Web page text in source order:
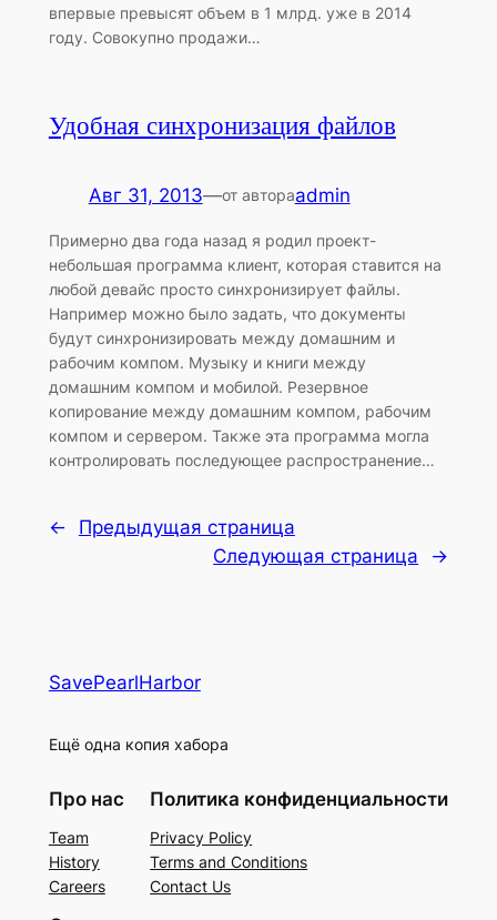
впервые превысят объем в 1 млрд. уже в 2014
году. Совокупно продажи…
Удобная синхронизация файлов
Авг 31, 2013—от автораadmin
Примерно два года назад я родил проект-
небольшая программа клиент, которая ставится на
любой девайс просто синхронизирует файлы.
Например можно было задать, что документы
будут синхронизировать между домашним и
рабочим компом. Музыку и книги между
домашним компом и мобилой. Резервное
копирование между домашним компом, рабочим
компом и сервером. Также эта программа могла
контролировать последующее распространение…
←
Предыдущая страница
Следующая страница
→
SavePearlHarbor
Ещё одна копия хабора
Про нас
Team
History
Careers
Политика конфиденциальности
Privacy Policy
Terms and Conditions
Contact Us